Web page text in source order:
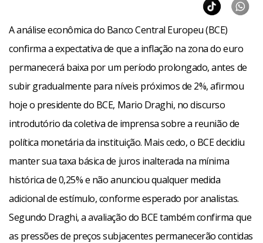
A análise econômica do Banco Central Europeu (BCE)
confirma a expectativa de que a inflação na zona do euro
permanecerá baixa por um período prolongado, antes de
subir gradualmente para níveis próximos de 2%, afirmou
hoje o presidente do BCE, Mario Draghi, no discurso
introdutório da coletiva de imprensa sobre a reunião de
política monetária da instituição. Mais cedo, o BCE decidiu
manter sua taxa básica de juros inalterada na mínima
histórica de 0,25% e não anunciou qualquer medida
adicional de estímulo, conforme esperado por analistas.
Segundo Draghi, a avaliação do BCE também confirma que
as pressões de preços subjacentes permanecerão contidas